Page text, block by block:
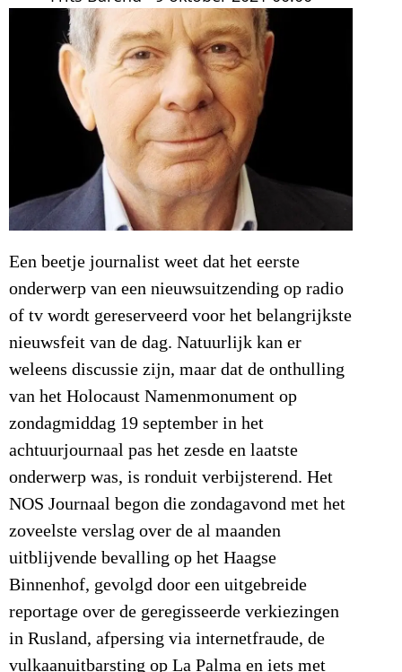
Een beetje journalist weet dat het eerste
onderwerp van een nieuwsuitzending op radio
of tv wordt gereserveerd voor het belangrijkste
nieuwsfeit van de dag. Natuurlijk kan er
weleens discussie zijn, maar dat de onthulling
van het Holocaust Namenmonument op
zondagmiddag 19 september in het
achtuurjournaal pas het zesde en laatste
onderwerp was, is ronduit verbijsterend. Het
NOS Journaal begon die zondagavond met het
zoveelste verslag over de al maanden
uitblijvende bevalling op het Haagse
Binnenhof, gevolgd door een uitgebreide
reportage over de geregisseerde verkiezingen
in Rusland, afpersing via internetfraude, de
vulkaanuitbarsting op La Palma en iets met